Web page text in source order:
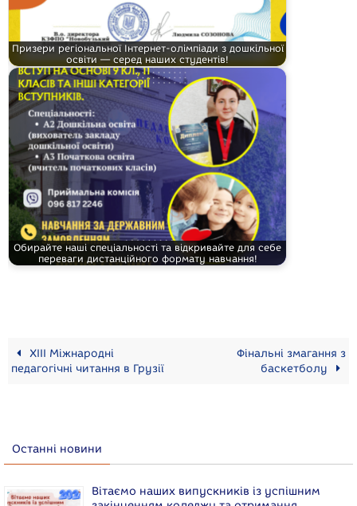
Призери регіональної Інтернет-олімпіади з дошкільної
освіти — серед наших студентів!
Обирайте наші спеціальності та відкривайте для себе
переваги дистанційного формату навчання!
ХІІІ Міжнародні
педагогічні читання в Грузії
Фінальні змагання з
баскетболу
Останні новини
Вітаємо наших випускників із успішним